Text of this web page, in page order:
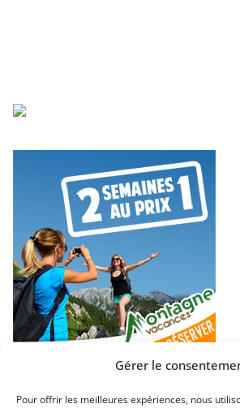
Gérer le
Pour offrir les meilleures expériences, nous